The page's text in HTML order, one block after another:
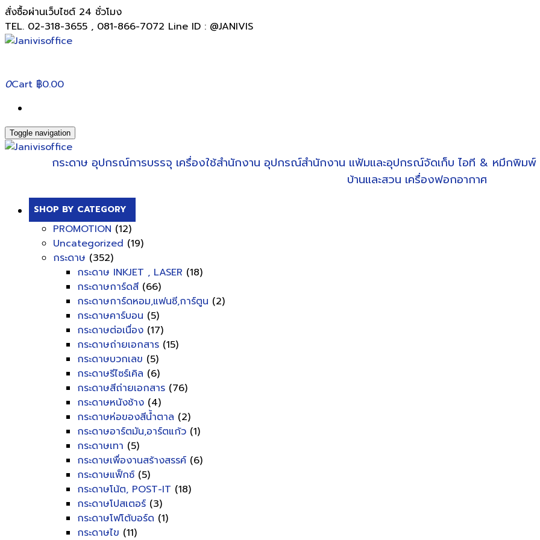
สั่งซื้อผ่านเว็บไซต์ 24 ชั่วโมง
TEL. 02-318-3655 , 081-866-7072 Line ID : @JANIVIS
0Cart ฿0.00
Toggle navigation
กระดาษ อุปกรณ์การบรรจุ เครื่องใช้สำนักงาน อุปกรณ์สำนักงาน แฟ้มและอุปกรณ์จัดเก็บ ไอที & หมึกพิมพ์
บ้านและสวน เครื่องฟอกอากาศ
SHOP BY CATEGORY
PROMOTION (12)
Uncategorized (19)
กระดาษ (352)
กระดาษ INKJET , LASER (18)
กระดาษการ์ดสี (66)
กระดาษการ์ดหอม,แฟนซี,การ์ตูน (2)
กระดาษคาร์บอน (5)
กระดาษต่อเนื่อง (17)
กระดาษถ่ายเอกสาร (15)
กระดาษบวกเลข (5)
กระดาษรีไซร์เคิล (6)
กระดาษสีถ่ายเอกสาร (76)
กระดาษหนังช้าง (4)
กระดาษห่อของสีน้ำตาล (2)
กระดาษอาร์ตมัน,อาร์ตแก้ว (1)
กระดาษเทา (5)
กระดาษเพื่องานสร้างสรรค์ (6)
กระดาษแฟ็กซ์ (5)
กระดาษโน้ต, POST-IT (18)
กระดาษโปสเตอร์ (3)
กระดาษโฟโต้บอร์ด (1)
กระดาษไข (11)